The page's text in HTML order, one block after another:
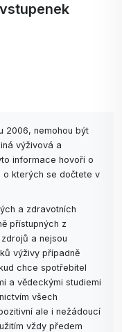
2006, nemohou být
výživová a
informace hovoří o
o kterých se dočtete v
a zdravotních
přístupných z
a nejsou
výživy případně
chce spotřebitel
a vědeckými studiemi
všech
ale i nežádoucí
vždy předem